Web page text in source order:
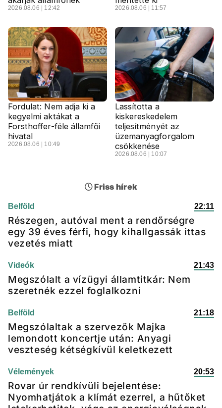
2026.08.06 | 12:42 2026.08.06 | 11:57
Fordulat: Nem adja ki a
kegyelmi aktákat a
Forsthoffer-féle államfői
hivatal
2026.08.06 | 10:49
Lassította a
kiskereskedelem
teljesítményét az
üzemanyagforgalom
csökkenése
2026.08.06 | 10:07
Friss hírek
Belföld 22:11
Részegen, autóval ment a rendőrségre
egy 39 éves férfi, hogy kihallgassák ittas
vezetés miatt
Videók 21:43
Megszólalt a vízügyi államtitkár: Nem
szeretnék ezzel foglalkozni
Belföld 21:18
Megszólaltak a szervezők Majka
lemondott koncertje után: Anyagi
veszteség kétségkívül keletkezett
Vélemények 20:53
Rovar úr rendkívüli bejelentése:
Nyomhatjátok a klímát ezerrel, a hűtőket